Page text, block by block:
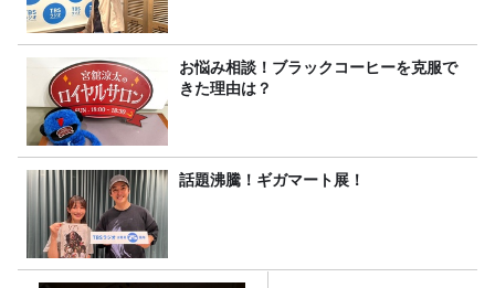
お悩み相談！ブラックコーヒーを克服で
きた理由は？
話題沸騰！ギガマート展！